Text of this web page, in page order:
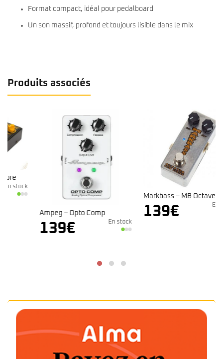
Format compact, idéal pour pedalboard
Un son massif, profond et toujours lisible dans le mix
Produits associés
Ampeg – Opto Comp
€
Markbass – MB Octaver Raw
€